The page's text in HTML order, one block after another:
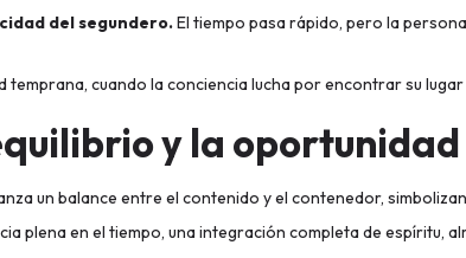
del segundero.El tiempo pasa rápido, pero la
cuando la conciencia lucha por encontrar su
y la oportunidad
un balance entre el contenido y el contenedor,
plena en el tiempo, una integración completa de espíritu,